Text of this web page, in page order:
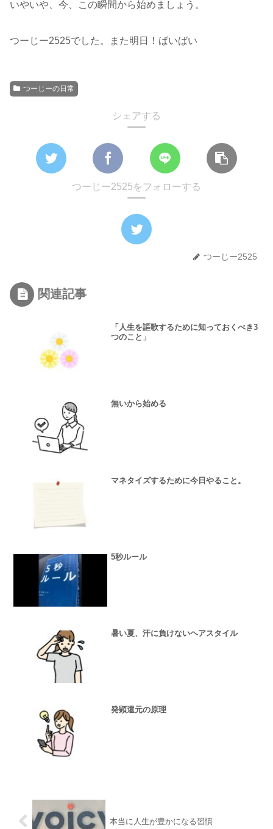
いやいや、今、この瞬間から始めましょう。
つーじー2525でした。また明日！ばいばい
つーじーの日常
シェアする
つーじー2525をフォローする
つーじー2525
関連記事
「人生を謳歌するために知っておくべき3
つのこと」
無いから始める
マネタイズするために今日やること。
5秒ルール
暑い夏、汗に負けないヘアスタイル
発顕還元の原理
本当に人生が豊かになる習慣